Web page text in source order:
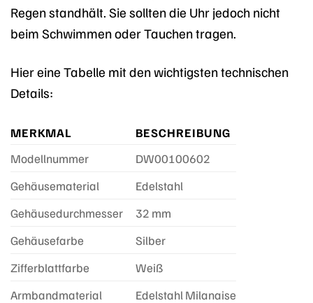
Regen standhält. Sie sollten die Uhr jedoch nicht
beim Schwimmen oder Tauchen tragen.
Hier eine Tabelle mit den wichtigsten technischen
Details:
MERKMAL
BESCHREIBUNG
Modellnummer
DW00100602
Gehäusematerial
Edelstahl
Gehäusedurchmesser
32 mm
Gehäusefarbe
Silber
Zifferblattfarbe
Weiß
Armbandmaterial
Edelstahl Milanaise